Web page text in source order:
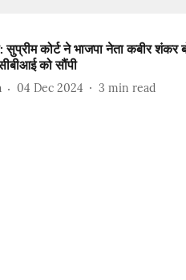
सुप्रीम कोर्ट ने भाजपा नेता कबीर शंकर
को सौंपी
04 Dec 2024 3 min read